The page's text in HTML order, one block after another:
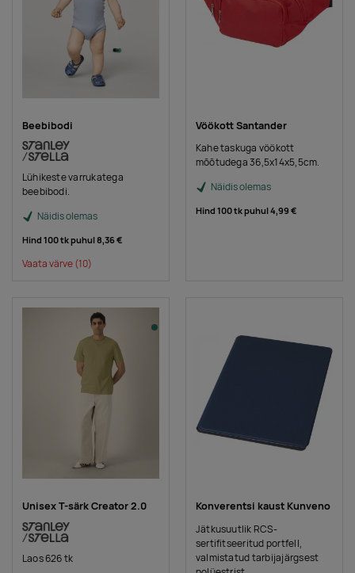
Beebibodi
Lühikeste varrukatega
beebibodi.
Näidis olemas
Hind 100 tk puhul8,36 €
Vaata värve(10)
Vöökott Santander
Kahe taskuga vöökott
mõõtudega 36,5x14x5,5cm.
Näidis olemas
Hind 100 tk puhul4,99 €
Unisex T-särk Creator 2.0
Laos 626 tk
Konverentsi kaust Kunveno
Jätkusuutlik RCS-
sertifitseeritud portfell,
valmistatud tarbijajärgsest